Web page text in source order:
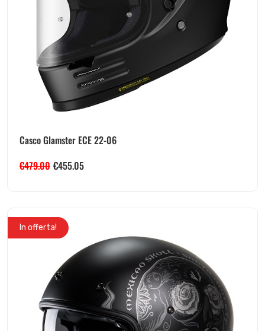
Casco Glamster ECE 22-06
€479.00 €455.05
In offerta!